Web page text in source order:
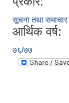
सूचना तथा समाचार
आर्थिक वर्ष:
७६/७७